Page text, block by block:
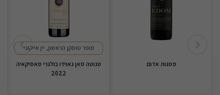
פסגות אדום
סופר טוסקן הראשון, יין אייקוני
טנוטה סאן גאוידו בולגרי סאסיקאיה
2022